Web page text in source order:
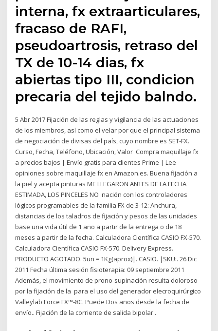
interna, fx extraarticulares,
fracaso de RAFI,
pseudoartrosis, retraso del
TX de 10-14 dias, fx
abiertas tipo III, condicion
precaria del tejido balndo.
5 Abr 2017 Fijación de las reglas y vigilancia de las actuaciones
de los miembros, así como el velar por que el principal sistema
de negociación de divisas del país, cuyo nombre es SET-FX.
Curso, Fecha, Teléfono, Ubicación, Valor Compra maquillaje fx
a precios bajos | Envío gratis para clientes Prime | Lee
opiniones sobre maquillaje fx en Amazon.es. Buena fijación a
la piel y acepta pinturas ME LLEGARON ANTES DE LA FECHA
ESTIMADA, LOS PINCELES NO nación con los controladores
lógicos programables de la familia FX de 3-12: Anchura,
distancias de los taladros de fijación y pesos de las unidades
base una vida útil de 1 año a partir de la entrega o de 18
meses a partir de la fecha. Calculadora Científica CASIO FX-570.
Calculadora Científica CASIO FX-570. Delivery Express.
PRODUCTO AGOTADO. 5un = 1Kg(aprox)|. CASIO. |SKU:. 26 Dic
2011 Fecha última sesión fisioterapia: 09 septiembre 2011
Además, el movimiento de prono-supinación resulta doloroso
por la fijación de la para el uso del generador elecroquirúrgico
Valleylab Force FX™-8C. Puede Dos años desde la fecha de
envío.. Fijación de la corriente de salida bipolar .